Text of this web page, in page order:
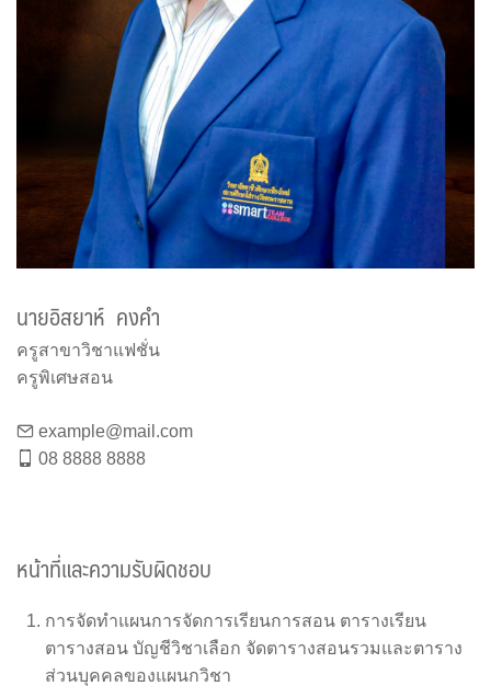
นายอิสยาห์ คงคำ
ครูสาขาวิชาแฟชั่น
ครูพิเศษสอน
example@mail.com
08 8888 8888
หน้าที่และความรับผิดชอบ
การจัดทำแผนการจัดการเรียนการสอน ตารางเรียน
ตารางสอน บัญชีวิชาเลือก จัดตารางสอนรวมและตาราง
ส่วนบุคคลของแผนกวิชา